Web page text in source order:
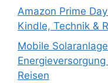
Amazon Prime
Kindle, Technik &
Mobile
Reisen